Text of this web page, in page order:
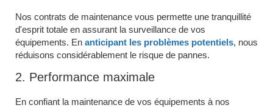
Nos contrats de maintenance vous permette une tranquillité
d'esprit totale en assurant la surveillance de vos
équipements. En anticipant les problèmes potentiels, nous
réduisons considérablement le risque de pannes.
2. Performance maximale
En confiant la maintenance de vos équipements à nos